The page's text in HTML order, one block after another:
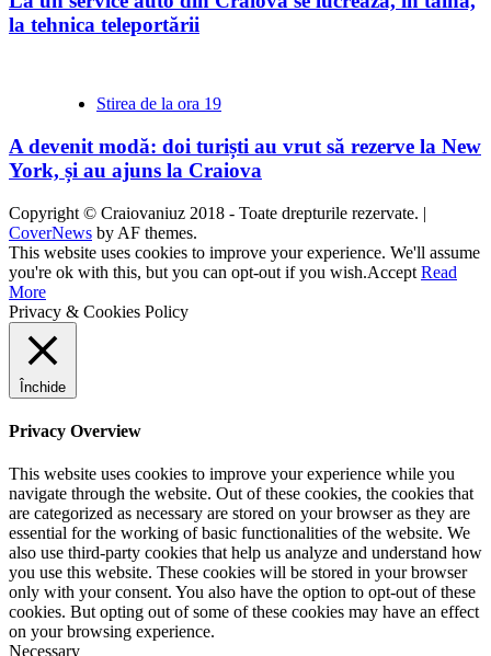
la tehnica teleportării
Stirea de la ora 19
A devenit modă: doi turiști au vrut să rezerve la New
York, și au ajuns la Craiova
Copyright © Craiovaniuz 2018 - Toate drepturile rezervate. |
CoverNews by AF themes.
This website uses cookies to improve your experience. We'll assume
you're ok with this, but you can opt-out if you wish.Accept Read
More
Privacy & Cookies Policy
Închide
Privacy Overview
This website uses cookies to improve your experience while you
navigate through the website. Out of these cookies, the cookies that
are categorized as necessary are stored on your browser as they are
essential for the working of basic functionalities of the website. We
also use third-party cookies that help us analyze and understand how
you use this website. These cookies will be stored in your browser
only with your consent. You also have the option to opt-out of these
cookies. But opting out of some of these cookies may have an effect
on your browsing experience.
Necessary